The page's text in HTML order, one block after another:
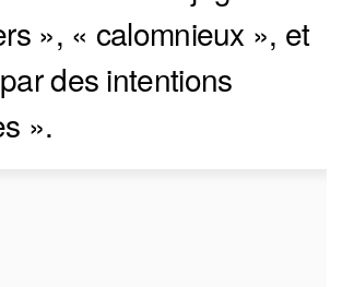
», « calomnieux », et
des intentions
».